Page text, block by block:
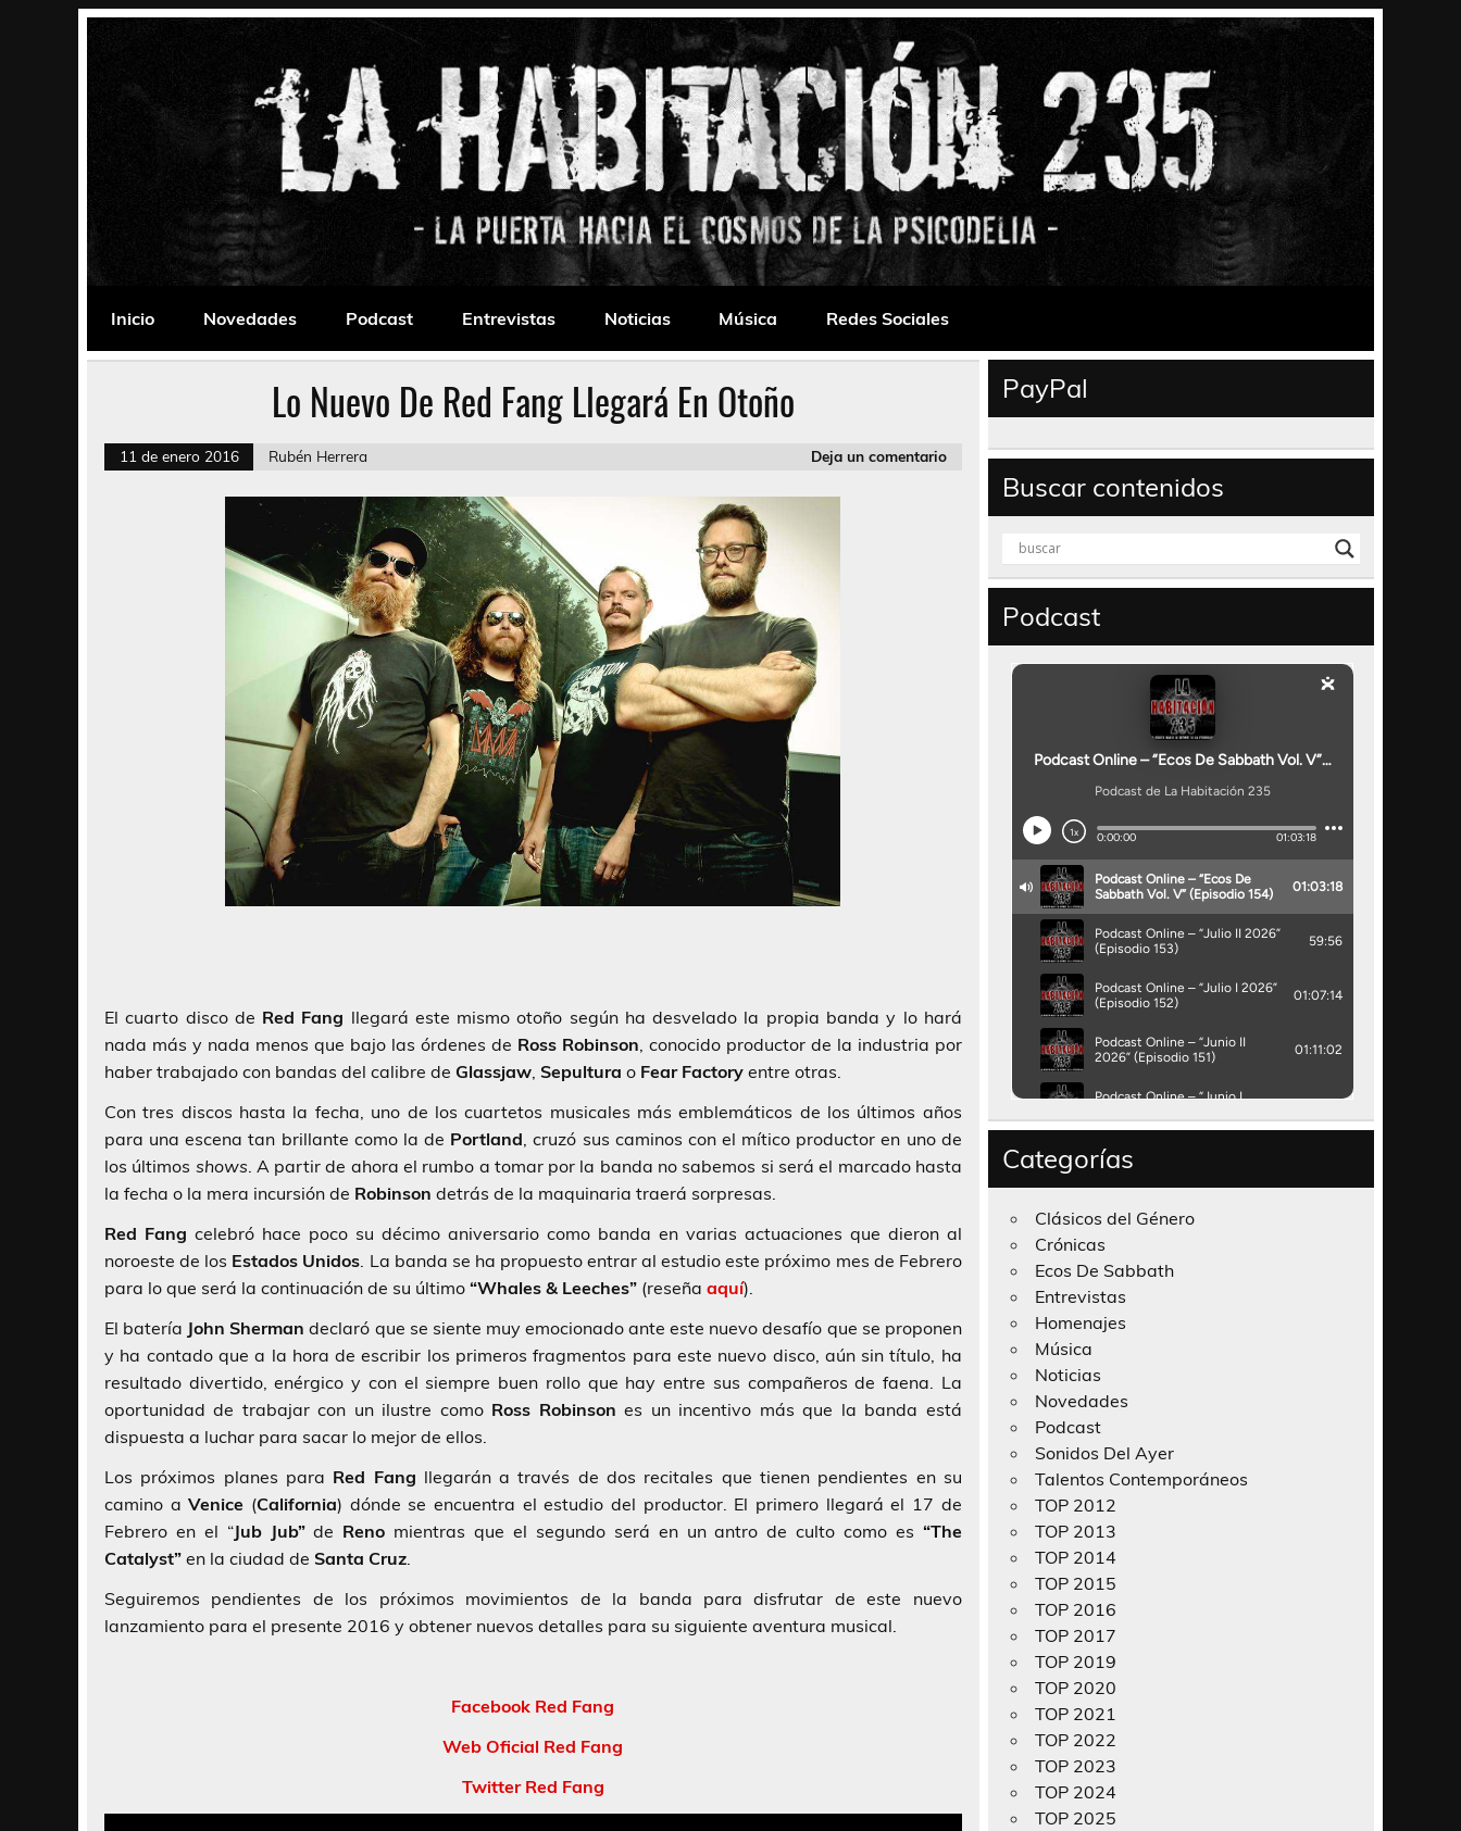
La Habitación 235
Inicio
Novedades Podcast Entrevistas Noticias Música Redes Sociales
Lo Nuevo De Red Fang Llegará En Otoño
11 de enero 2016 Rubén Herrera Deja un comentario
El cuarto disco de Red Fang llegará este mismo otoño según ha desvelado la propia banda y lo hará
nada más y nada menos que bajo las órdenes de Ross Robinson , conocido productor de la industria por
haber trabajado con bandas del calibre de Glassjaw Sepultura o Fear Factory entre otras.
Con tres discos hasta la fecha, uno de los cuartetos musicales más emblemáticos de los últimos años
para una escena tan brillante como la de Portland , cruzó sus caminos con el mítico productor en uno de
los últimos shows . A partir de ahora el rumbo a tomar por la banda no sabemos si será el marcado hasta
la fecha o la mera incursión de Robinson detrás de la maquinaria traerá sorpresas.
Red Fang celebró hace poco su décimo aniversario como banda en varias actuaciones que dieron al
noroeste de los Estados Unidos . La banda se ha propuesto entrar al estudio este próximo mes de Febrero
para lo que será la continuación de su último “Whales & Leeches” (reseña aquí).
El batería John Sherman declaró que se siente muy emocionado ante este nuevo desafío que se proponen
y ha contado que a la hora de escribir los primeros fragmentos para este nuevo disco, aún sin título, ha
resultado divertido, enérgico y con el siempre buen rollo que hay entre sus compañeros de faena. La
oportunidad de trabajar con un ilustre como Ross Robinson es un incentivo más que la banda está
dispuesta a luchar para sacar lo mejor de ellos.
Los próximos planes para Red Fang llegarán a través de dos recitales que tienen pendientes en su
camino aVenice (California) dónde se encuentra el estudio del productor. El primero llegará el 17 de
Febrero en el “Jub Jub”de Reno mientras que el segundo será en un antro de culto como es “The
Catalyst” en la ciudad de Santa Cruz
Seguiremos pendientes de los próximos movimientos de la banda para disfrutar de este nuevo
lanzamiento para el presente 2016 y obtener nuevos detalles para su siguiente aventura musical.
Facebook Red Fang
Web Oficial Red Fang
Twitter Red Fang
PayPal
Buscar contenidos
Podcast
Categorías
Clásicos del Género
Crónicas
Ecos De Sabbath
Entrevistas
Homenajes
Música
Noticias
Novedades
Podcast
Sonidos Del Ayer
Talentos Contemporáneos
TOP 2012
TOP 2013
TOP 2014
TOP 2015
TOP 2016
TOP 2017
TOP 2019
TOP 2020
TOP 2021
TOP 2022
TOP 2023
TOP 2024
TOP 2025